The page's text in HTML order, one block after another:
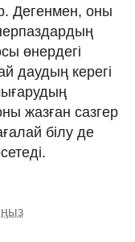
Дегенмен, оны
өнердегі
даудың керегі
жазған сазгер
білу де